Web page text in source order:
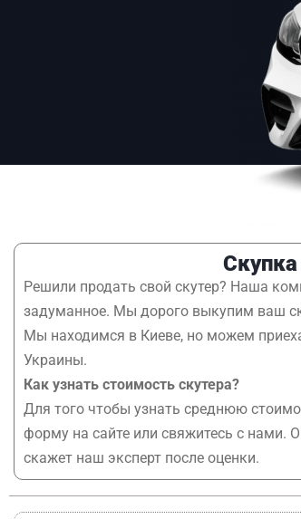
Скупка
Решили продать свой скутер? Наша
задуманное. Мы дорого выкупим ваш
Мы находимся в Киеве, но можем
Украины.
Как узнать стоимость скутера?
Для того чтобы узнать среднюю
форму на сайте или свяжитесь с нами.
скажет наш эксперт после оценки.